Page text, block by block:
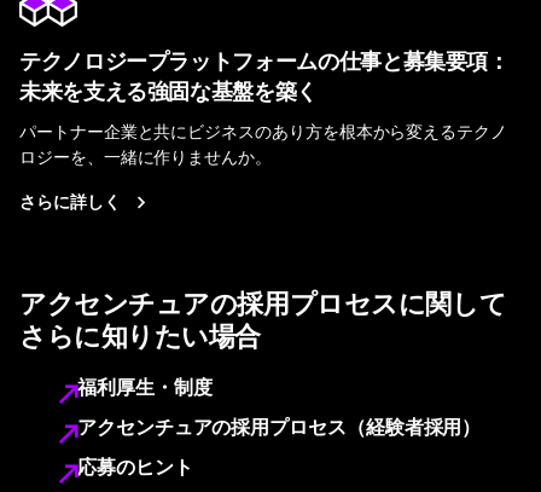
テクノロジープラットフォームの仕事と募集要項：
未来を支える強固な基盤を築く
パートナー企業と共にビジネスのあり方を根本から変えるテクノ
ロジーを、一緒に作りませんか。
さらに詳しく
アクセンチュアの採用プロセスに関して
さらに知りたい場合
福利厚生・制度
アクセンチュアの採用プロセス（経験者採用）
応募のヒント